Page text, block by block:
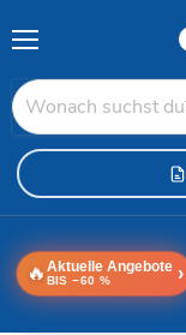
🔥 Aktuelle Angebote
BIS −60 % ›